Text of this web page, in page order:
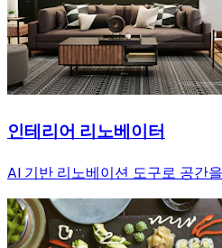
인테리어 리노베이터
AI 기반 리노베이션 도구로 공간